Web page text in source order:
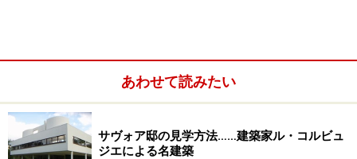
あわせて読みたい
サヴォア邸の見学方法……建築家ル・コルビュ
ジエによる名建築